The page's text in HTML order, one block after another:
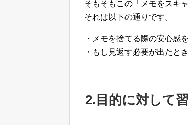
そもそもこの「メモをスキ
それは以下の通りです。
・メモを捨てる際の安心感
・もし見返す必要が出たと
2.目的に対して